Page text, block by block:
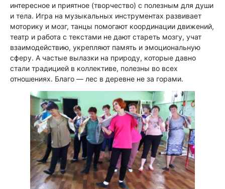
интересное и приятное (творчество) с полезным для души
и тела. Игра на музыкальных инструментах развивает
моторику и мозг, танцы помогают координации движений,
театр и работа с текстами не дают стареть мозгу, учат
взаимодействию, укрепляют память и эмоциональную
сферу. А частые вылазки на природу, которые давно
стали традицией в коллективе, полезны во всех
отношениях. Благо — лес в деревне не за горами.